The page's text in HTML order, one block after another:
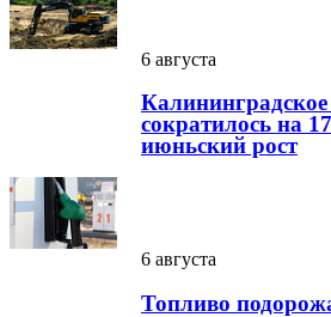
6 августа
Калининградское
сократилось на
июньский рост
6 августа
Топливо